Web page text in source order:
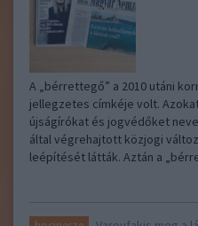
A „bérrettegő” a 2010 utáni
jellegzetes címkéje volt.
újságírókat és jogvédőket
által végrehajtott közjogi
leépítését látták. Aztán a